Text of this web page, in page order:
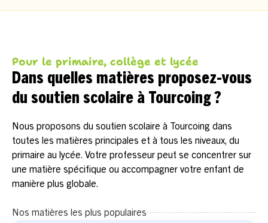
Pour le primaire, collège et lycée
Dans quelles matières proposez-vous
du soutien scolaire à Tourcoing ?
Nous proposons du soutien scolaire à Tourcoing dans
toutes les matières principales et à tous les niveaux, du
primaire au lycée. Votre professeur peut se concentrer sur
une matière spécifique ou accompagner votre enfant de
manière plus globale.
Nos matières les plus populaires